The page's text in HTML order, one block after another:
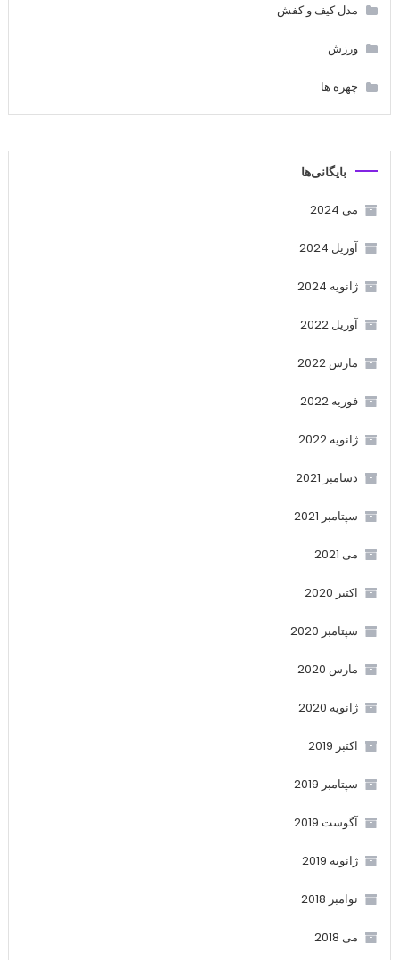
مدل کیف و کفش
ورزش
چهره ها
بایگانی‌ها
می 2024
آوریل 2024
ژانویه 2024
آوریل 2022
مارس 2022
فوریه 2022
ژانویه 2022
دسامبر 2021
سپتامبر 2021
می 2021
اکتبر 2020
سپتامبر 2020
مارس 2020
ژانویه 2020
اکتبر 2019
سپتامبر 2019
آگوست 2019
ژانویه 2019
نوامبر 2018
می 2018